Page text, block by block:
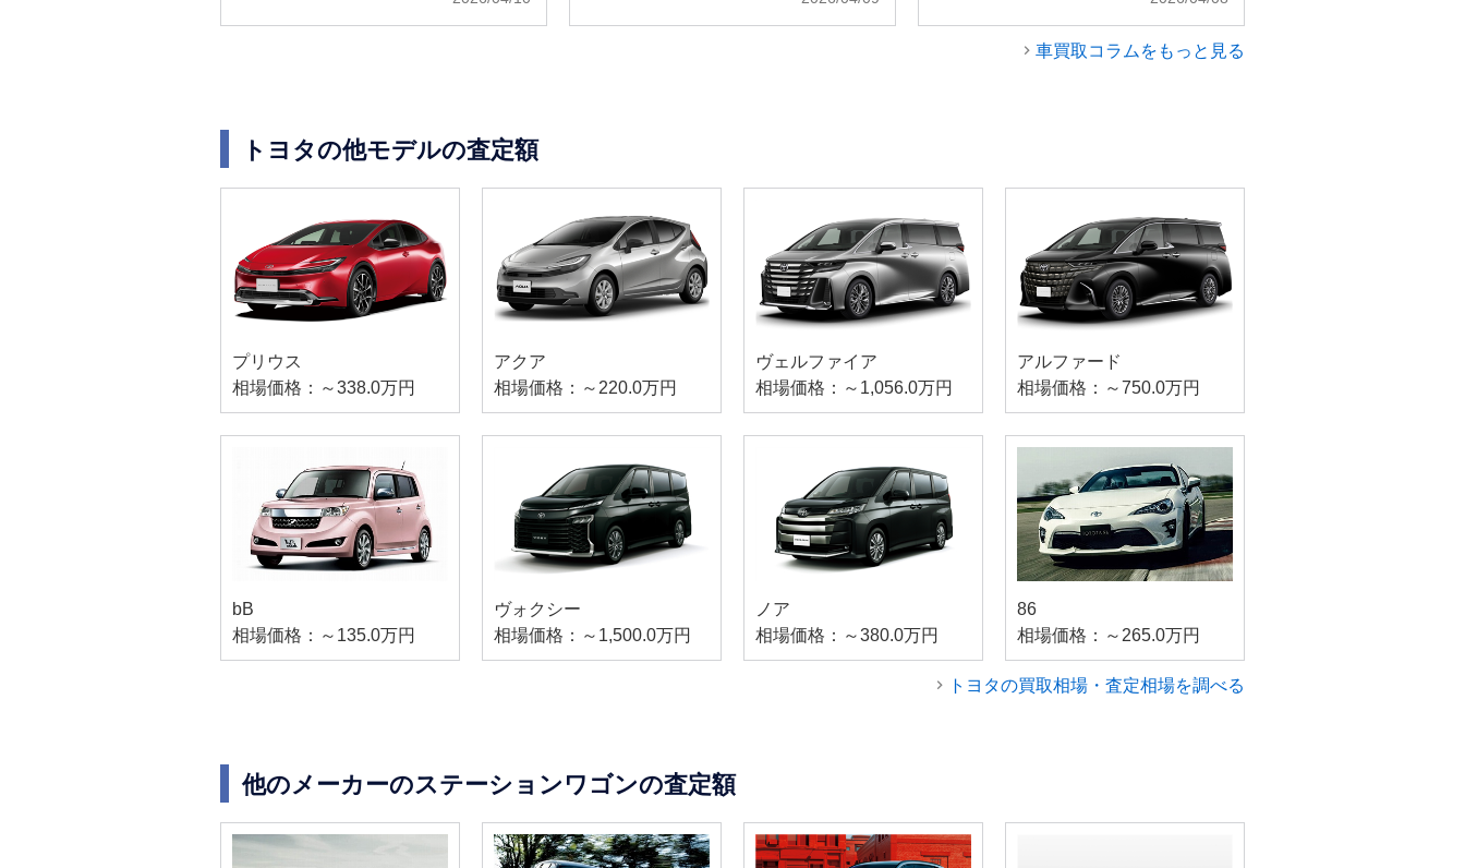
車買取コラムをもっと見る
トヨタの他モデルの査定額
プリウス
相場価格：～338.0万円
アクア
相場価格：～220.0万円
ヴェルファイア
相場価格：～1,056.0万円
アルファード
相場価格：～750.0万円
bB
相場価格：～135.0万円
ヴォクシー
相場価格：～1,500.0万円
ノア
相場価格：～380.0万円
86
相場価格：～265.0万円
トヨタの買取相場・査定相場を調べる
他のメーカーのステーションワゴンの査定額